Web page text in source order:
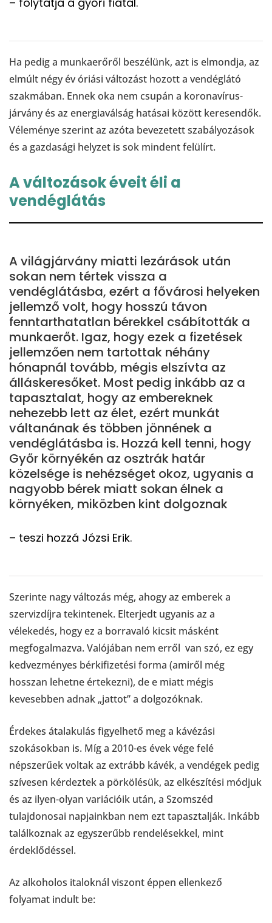
Ha pedig a munkaerőről beszélünk, azt is elmondja, az
elmúlt négy év óriási változást hozott a vendéglátó
szakmában. Ennek oka nem csupán a koronavírus-
járvány és az energiaválság hatásai között keresendők.
Véleménye szerint az azóta bevezetett szabályozások
és a gazdasági helyzet is sok mindent felülírt.
A változások éveit éli a
vendéglátás
A világjárvány miatti lezárások után
sokan nem tértek vissza a
vendéglátásba, ezért a fővárosi helyeken
jellemző volt, hogy hosszú távon
fenntarthatatlan bérekkel csábították a
munkaerőt. Igaz, hogy ezek a fizetések
jellemzően nem tartottak néhány
hónapnál tovább, mégis elszívta az
álláskeresőket. Most pedig inkább az a
tapasztalat, hogy az embereknek
nehezebb lett az élet, ezért munkát
váltanának és többen jönnének a
vendéglátásba is. Hozzá kell tenni, hogy
Győr környékén az osztrák határ
közelsége is nehézséget okoz, ugyanis a
nagyobb bérek miatt sokan élnek a
környéken, miközben kint dolgoznak
– teszi hozzá Józsi Erik.
Szerinte nagy változás még, ahogy az emberek a
szervizdíjra tekintenek. Elterjedt ugyanis az a
vélekedés, hogy ez a borravaló kicsit másként
megfogalmazva. Valójában nem erről van szó, ez egy
kedvezményes bérkifizetési forma (amiről még
hosszan lehetne értekezni), de e miatt mégis
kevesebben adnak „jattot” a dolgozóknak.
Érdekes átalakulás figyelhető meg a kávézási
szokásokban is. Míg a 2010-es évek vége felé
népszerűek voltak az extrább kávék, a vendégek pedig
szívesen kérdeztek a pörkölésük, az elkészítési módjuk
és az ilyen-olyan variációik után, a Szomszéd
tulajdonosai napjainkban nem ezt tapasztalják. Inkább
találkoznak az egyszerűbb rendelésekkel, mint
érdeklődéssel.
Az alkoholos italoknál viszont éppen ellenkező
folyamat indult be: